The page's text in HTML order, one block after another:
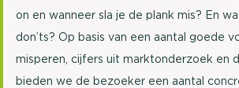
on en wanneer sla je de plank mis? En
don’ts? Op basis van een aantal goede
misperen, cijfers uit marktonderzoek en
bieden we de bezoeker een aantal